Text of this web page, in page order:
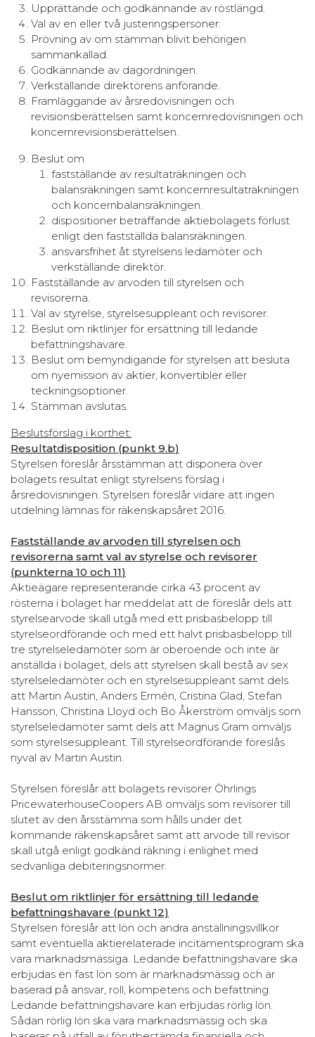
Upprättande och godkännande av röstlängd.
Val av en eller två justeringspersoner.
Prövning av om stämman blivit behörigen
sammankallad.
Godkännande av dagordningen.
Verkställande direktörens anförande.
Framläggande av årsredovisningen och
revisionsberättelsen samt koncernredovisningen och
koncernrevisionsberättelsen.
Beslut om
fastställande av resultaträkningen och
balansräkningen samt koncernresultaträkningen
och koncernbalansräkningen.
dispositioner beträffande aktiebolagets förlust
enligt den fastställda balansräkningen.
ansvarsfrihet åt styrelsens ledamöter och
verkställande direktör.
Fastställande av arvoden till styrelsen och
revisorerna.
Val av styrelse, styrelsesuppleant och revisorer.
Beslut om riktlinjer för ersättning till ledande
befattningshavare.
Beslut om bemyndigande för styrelsen att besluta
om nyemission av aktier, konvertibler eller
teckningsoptioner.
Stämman avslutas.
Beslutsförslag i korthet:
Resultatdisposition (punkt 9.b)
Styrelsen föreslår årsstämman att disponera över
bolagets resultat enligt styrelsens förslag i
årsredovisningen. Styrelsen föreslår vidare att ingen
utdelning lämnas för räkenskapsåret 2016.
Fastställande av arvoden till styrelsen och
revisorerna samt val av styrelse och revisorer
(punkterna 10 och 11)
Aktieägare representerande cirka 43 procent av
rösterna i bolaget har meddelat att de föreslår dels att
styrelsearvode skall utgå med ett prisbasbelopp till
styrelseordförande och med ett halvt prisbasbelopp till
tre styrelseledamöter som är oberoende och inte är
anställda i bolaget, dels att styrelsen skall bestå av sex
styrelseledamöter och en styrelsesuppleant samt dels
att Martin Austin, Anders Ermén, Cristina Glad, Stefan
Hansson, Christina Lloyd och Bo Åkerström omväljs som
styrelseledamöter samt dels att Magnus Gram omväljs
som styrelsesuppleant. Till styrelseordförande föreslås
nyval av Martin Austin.
Styrelsen föreslår att bolagets revisorer Öhrlings
PricewaterhouseCoopers AB omväljs som revisorer till
slutet av den årsstämma som hålls under det
kommande räkenskapsåret samt att arvode till revisor
skall utgå enligt godkänd räkning i enlighet med
sedvanliga debiteringsnormer.
Beslut om riktlinjer för ersättning till ledande
befattningshavare (punkt 12)
Styrelsen föreslår att lön och andra anställningsvillkor
samt eventuella aktierelaterade incitamentsprogram ska
vara marknadsmässiga. Ledande befattningshavare ska
erbjudas en fast lön som är marknadsmässig och är
baserad på ansvar, roll, kompetens och befattning.
Ledande befattningshavare kan erbjudas rörlig lön.
Sådan rörlig lön ska vara marknadsmässig och ska